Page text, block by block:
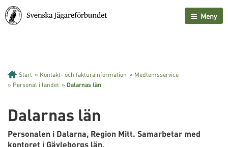
Meny
Start » Kontakt- och fakturainformation » Medlemsservice
» Personal i landet » Dalarnas län
Dalarnas län
Personalen i Dalarna, Region Mitt. Samarbetar med
kontoret i Gävleborgs län.